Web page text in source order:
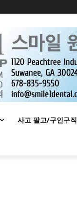
사고 팔고/구인구직